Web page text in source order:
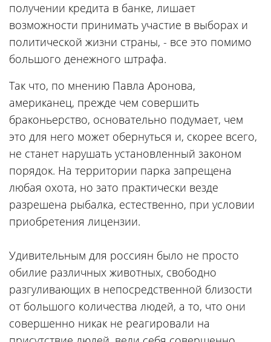
получении кредита в банке, лишает
возможности принимать участие в выборах и
политической жизни страны, - все это помимо
большого денежного штрафа.
Так что, по мнению Павла Аронова,
американец, прежде чем совершить
браконьерство, основательно подумает, чем
это для него может обернуться и, скорее всего,
не станет нарушать установленный законом
порядок. На территории парка запрещена
любая охота, но зато практически везде
разрешена рыбалка, естественно, при условии
приобретения лицензии.
Удивительным для россиян было не просто
обилие различных животных, свободно
разгуливающих в непосредственной близости
от большого количества людей, а то, что они
совершенно никак не реагировали на